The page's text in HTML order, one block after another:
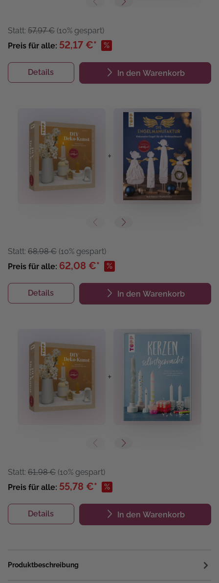
Statt: 57,97 € (10% gespart)
Preis für alle: 52,17 €* %
Details In den Warenkorb
+
Statt: 68,98 € (10% gespart)
Preis für alle: 62,08 €* %
Details In den Warenkorb
+
Statt: 61,98 € (10% gespart)
Preis für alle: 55,78 €* %
Details In den Warenkorb
Produktbeschreibung